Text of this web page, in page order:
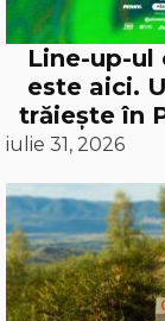
Line-up-ul
este aici.
trăiește în
iulie 31, 2026